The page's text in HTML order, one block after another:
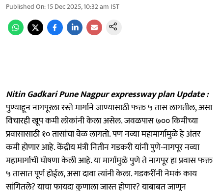
Published On:15 Dec 2025, 10:32 am IST
Nitin Gadkari Pune Nagpur expressway plan Update :
पुण्याहून नागपूरला रस्ते मार्गाने जाण्यासाठी फक्त ५ तास लागतील, असा
विचारही खूप कमी लोकांनी केला असेल. जवळपास ७०० किमीच्या
प्रवासासाठी १० तासांचा वेळ लागतो. पण नव्या महामार्गामुळे हे अंतर
कमी होणार आहे. केंद्रीय मंत्री नितीन गडकरी यांनी पुणे-नागपूर नव्या
महामार्गाची घोषणा केली आहे. या मार्गामुळे पुणे ते नागपूर हा प्रवास फक्त
५ तासात पूर्ण होईल, असा दावा त्यांनी केला. गडकरींनी नेमकं काय
सांगितले? याचा फायदा कुणाला जास्त होणार? याबाबत जाणून